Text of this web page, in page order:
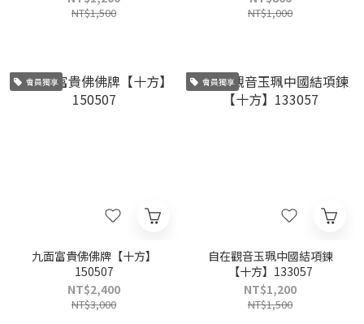
NT$1,500 NT$1,000
會員獨享
九面富貴佛佛牌【十方】
150507
NT$2,400
NT$3,000
會員獨享
自在觀音玉珮中國結項鍊
【十方】133057
NT$1,200
NT$1,500